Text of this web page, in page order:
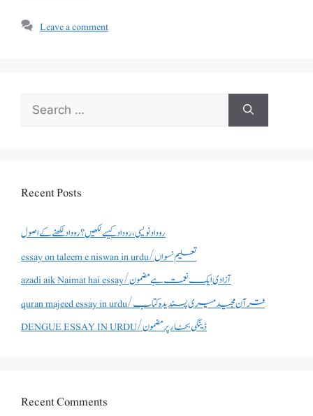
Leave a comment
Search
for:
Recent Posts
روداد نویسی ،روداد کیسے لکھیں؟ روداد لکھنے کے اصول
essay on taleem e niswan in urdu/تعلیم نسواں
azadi aik Naimat hai essay/آزادی ایک نعمت ہے مضمون
quran majeed essay in urdu/قرآن مجید میری پسندیدہ کتاب
DENGUE ESSAY IN URDU/ڈینگی بخار پر مضمون
Recent Comments